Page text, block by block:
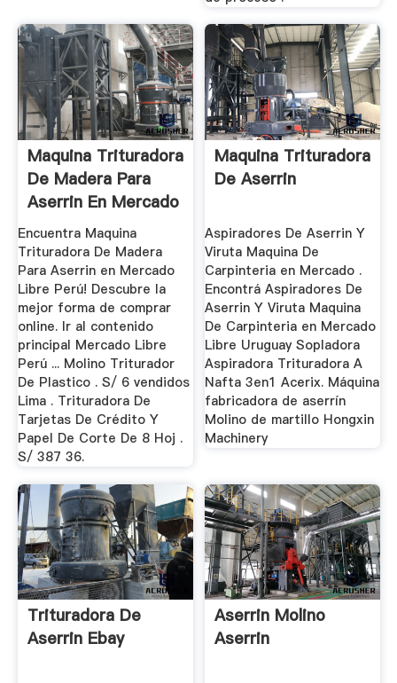
Maquina Trituradora
De Madera Para
Aserrin En Mercado
...
Encuentra Maquina
Trituradora De Madera
Para Aserrin en Mercado
Libre Perú! Descubre la
mejor forma de comprar
online. Ir al contenido
principal Mercado Libre
Perú ... Molino Triturador
De Plastico . S/ 6 vendidos
Lima . Trituradora De
Tarjetas De Crédito Y
Papel De Corte De 8 Hoj .
S/ 387 36.
Maquina Trituradora
De Aserrin
Aspiradores De Aserrin Y
Viruta Maquina De
Carpinteria en Mercado .
Encontrá Aspiradores De
Aserrin Y Viruta Maquina
De Carpinteria en Mercado
Libre Uruguay Sopladora
Aspiradora Trituradora A
Nafta 3en1 Acerix. Máquina
fabricadora de aserrín
Molino de martillo Hongxin
Machinery
Trituradora De
Aserrin Ebay
Aserrin Molino
Aserrin